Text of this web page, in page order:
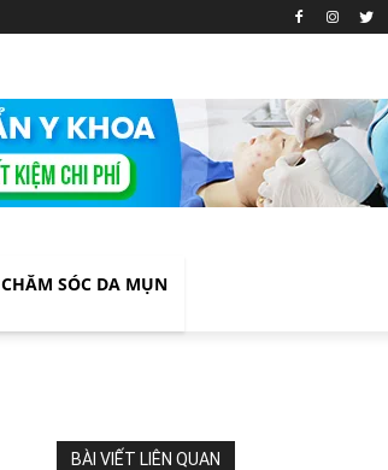
CHĂM SÓC DA MỤN
BÀI VIẾT LIÊN QUAN